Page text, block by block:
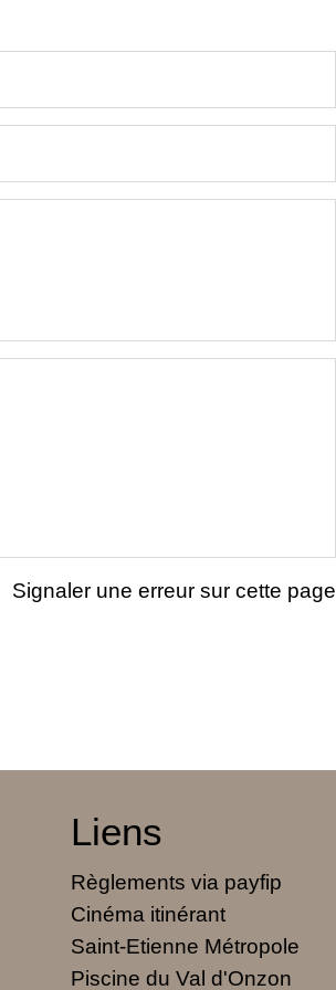
Signaler une erreur sur cette page
Liens
Règlements via payfip
Cinéma itinérant
Saint-Etienne Métropole
Piscine du Val d'Onzon